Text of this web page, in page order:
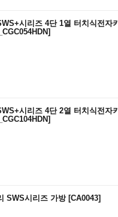
시리즈 4단 1열 터치식전자
시리즈 4단 2열 터치식전자
SWS시리즈 가방 [CA0043]